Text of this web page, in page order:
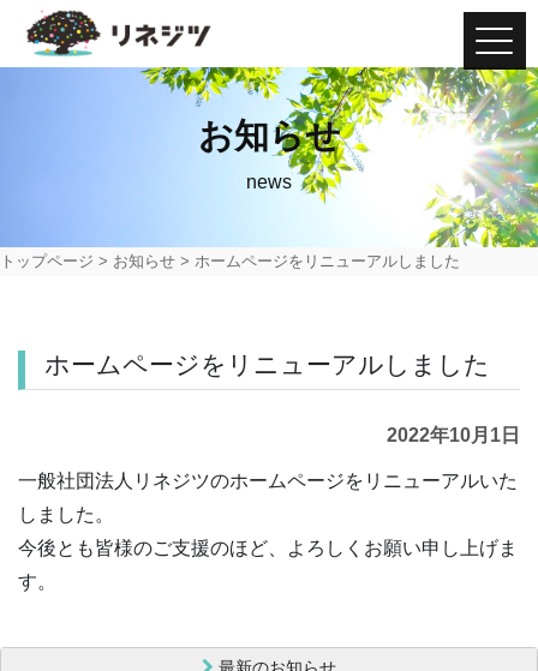
Main Navigation
お知らせ
news
トップページ > お知らせ > ホームページをリニューアルしました
ホームページをリニューアルしました
2022年10月1日
一般社団法人リネジツのホームページをリニューアルいた
しました。
今後とも皆様のご支援のほど、よろしくお願い申し上げま
す。